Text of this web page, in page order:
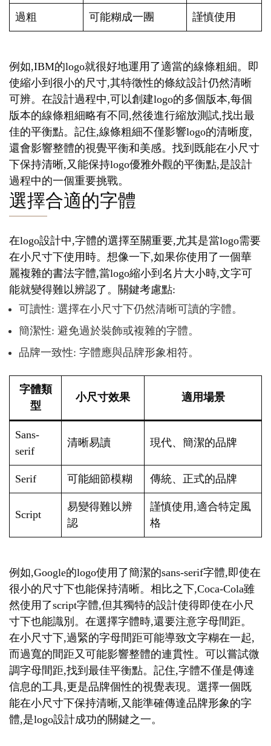
過粗 可能糊成一團 謹慎使用
例如,IBM的logo就很好地運用了適當的線條粗細。即
使縮小到很小的尺寸,其特徵性的條紋設計仍然清晰
可辨。在設計過程中,可以創建logo的多個版本,每個
版本的線條粗細略有不同,然後進行縮放測試,找出最
佳的平衡點。記住,線條粗細不僅影響logo的清晰度,
還會影響整體的視覺平衡和美感。找到既能在小尺寸
下保持清晰,又能保持logo優雅外觀的平衡點,是設計
過程中的一個重要挑戰。
選擇合適的字體
在logo設計中,字體的選擇至關重要,尤其是當logo需要
在小尺寸下使用時。想像一下,如果你使用了一個華
麗複雜的書法字體,當logo縮小到名片大小時,文字可
能就變得難以辨認了。關鍵考慮點:
可讀性: 選擇在小尺寸下仍然清晰可讀的字體。
簡潔性: 避免過於裝飾或複雜的字體。
品牌一致性: 字體應與品牌形象相符。
字體類
型
小尺寸效果 適用場景
Sans-
serif
清晰易讀 現代、簡潔的品牌
Serif 可能細節模糊 傳統、正式的品牌
Script
易變得難以辨
認
謹慎使用,適合特定風
格
例如,Google的logo使用了簡潔的sans-serif字體,即使在
很小的尺寸下也能保持清晰。相比之下,Coca-Cola雖
然使用了script字體,但其獨特的設計使得即使在小尺
寸下也能識別。在選擇字體時,還要注意字母間距。
在小尺寸下,過緊的字母間距可能導致文字糊在一起,
而過寬的間距又可能影響整體的連貫性。可以嘗試微
調字母間距,找到最佳平衡點。記住,字體不僅是傳達
信息的工具,更是品牌個性的視覺表現。選擇一個既
能在小尺寸下保持清晰,又能準確傳達品牌形象的字
體,是logo設計成功的關鍵之一。